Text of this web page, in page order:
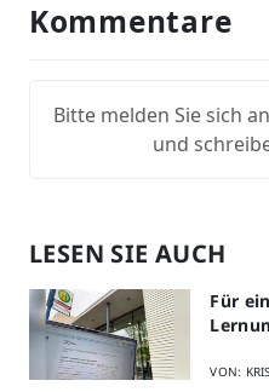
Kommentare
Bitte melden Sie sich
und
LESEN SIE AUCH
Für
VON: